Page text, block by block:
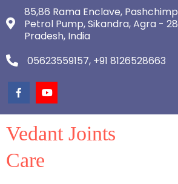
85,86 Rama Enclave,
Petrol Pump, Sikandra, Agra -
Pradesh, India
05623559157, +91 8126528663
Vedant Joints
Care